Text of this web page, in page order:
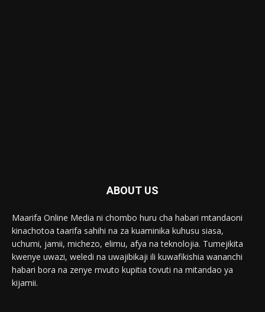
ABOUT US
Maarifa Online Media ni chombo huru cha habari mtandaoni
kinachotoa taarifa sahihi na za kuaminika kuhusu siasa,
uchumi, jamii, michezo, elimu, afya na teknolojia. Tumejikita
kwenye uwazi, weledi na uwajibikaji ili kuwafikishia wananchi
habari bora na zenye mvuto kupitia tovuti na mitandao ya
kijamii.